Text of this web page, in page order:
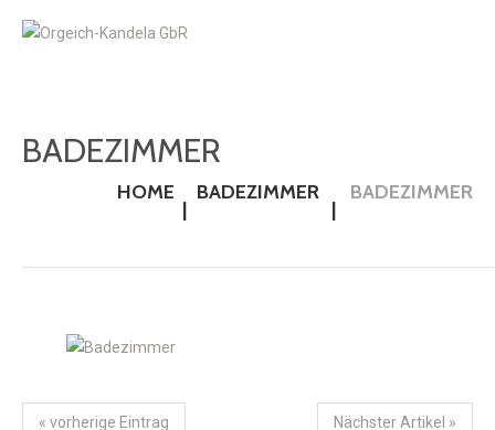
BADEZIMMER
HOME BADEZIMMER BADEZIMMER
« vorherige Eintrag Nächster Artikel »